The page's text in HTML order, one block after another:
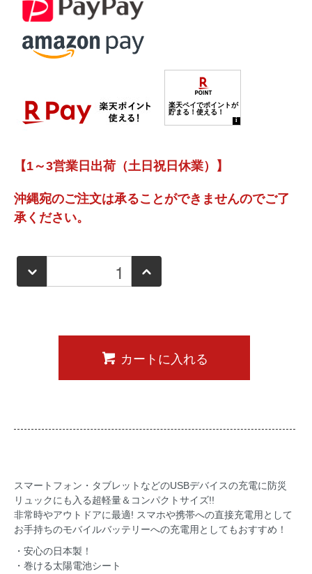
【1～3営業日出荷（土日祝日休業）】
沖縄宛のご注文は承ることができませんのでご了
承ください。
カートに入れる
スマートフォン・タブレットなどのUSBデバイスの充電に防災
リュックにも入る超軽量＆コンパクトサイズ!!
非常時やアウトドアに最適! スマホや携帯への直接充電用として
お手持ちのモバイルバッテリーへの充電用としてもおすすめ！
・安心の日本製！
・巻ける太陽電池シート